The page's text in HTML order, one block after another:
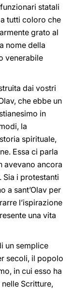
statali
tutti coloro che
grato al
nome della
venerabile
dai vostri
che ebbe un
in
la
spirituale,
Essa ci parla
avevano ancora
i protestanti
a sant’Olav per
l’ispirazione
una vita
un semplice
secoli, il popolo
in cui esso ha
Scritture,